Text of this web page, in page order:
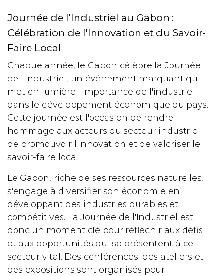
Journée de l'Industriel au Gabon :
Célébration de l'Innovation et du Savoir-
Faire Local
Chaque année, le Gabon célèbre la Journée
de l'Industriel, un événement marquant qui
met en lumière l'importance de l'industrie
dans le développement économique du pays.
Cette journée est l'occasion de rendre
hommage aux acteurs du secteur industriel,
de promouvoir l'innovation et de valoriser le
savoir-faire local.
Le Gabon, riche de ses ressources naturelles,
s'engage à diversifier son économie en
développant des industries durables et
compétitives. La Journée de l'Industriel est
donc un moment clé pour réfléchir aux défis
et aux opportunités qui se présentent à ce
secteur vital. Des conférences, des ateliers et
des expositions sont organisés pour